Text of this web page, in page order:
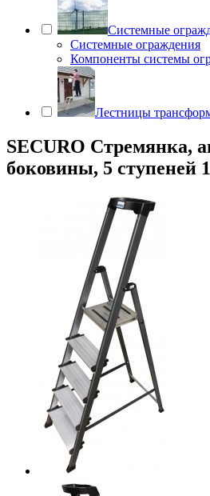
Системные
Системные ограждения
Компоненты системы
Лестницы
SECURO Стремянка,
боковины, 5 ступеней